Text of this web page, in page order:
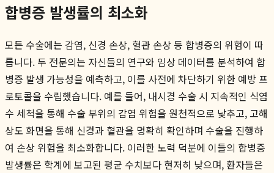
합병증 발생률의 최소화
모든 수술에는 감염, 신경 손상, 혈관 손상 등 합병증의 위험이 따
릅니다. 두 전문의는 자신들의 연구와 임상 데이터를 분석하여 합
병증 발생 가능성을 예측하고, 이를 사전에 차단하기 위한 예방 프
로토콜을 수립했습니다. 예를 들어, 내시경 수술 시 지속적인 식염
수 세척을 통해 수술 부위의 감염 위험을 원천적으로 낮추고, 고해
상도 화면을 통해 신경과 혈관을 명확히 확인하며 수술을 진행하
여 손상 위험을 최소화합니다. 이러한 노력 덕분에 이들의 합병증
발생률은 학계에 보고된 평균 수치보다 현저히 낮으며, 환자들은